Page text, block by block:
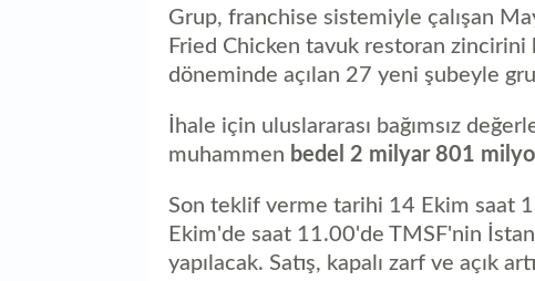
Grup, franchise sistemiyle çalışan
Fried Chicken tavuk restoran zincirini
döneminde açılan 27 yeni şubeyle
İhale için uluslararası bağımsız
muhammen bedel 2 milyar 801
Son teklif verme tarihi 14 Ekim saat
Ekim'de saat 11.00'de TMSF'nin
yapılacak. Satış, kapalı zarf ve açık